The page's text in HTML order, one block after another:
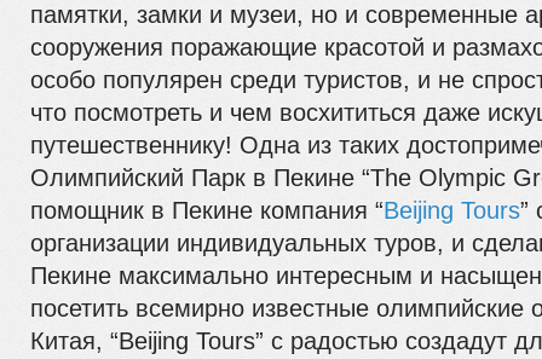
памятки, замки и музеи, но и современные
сооружения поражающие красотой и
особо популярен среди туристов, и не
что посмотреть и чем восхититься даже
путешественнику! Одна из таких
Олимпийский Парк в Пекине “The Olympic
помощник в Пекине компания “Beijing Tours”
организации индивидуальных туров, и
Пекине максимально интересным и
посетить всемирно известные олимпийские
Китая, “Beijing Tours” с радостью создадут